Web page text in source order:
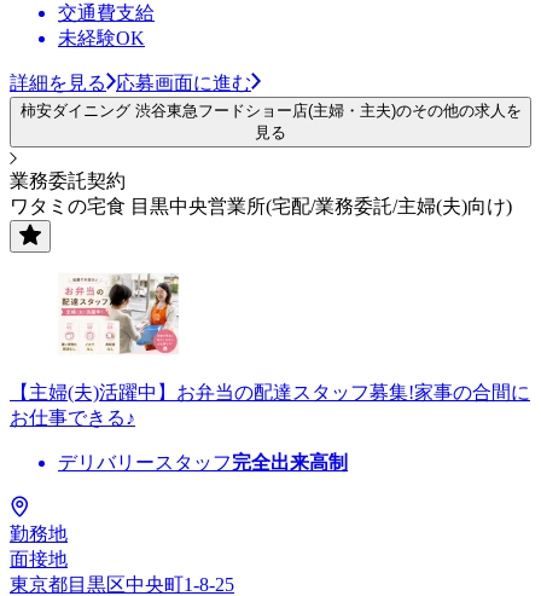
交通費支給
未経験OK
詳細を見る 応募画面に進む
柿安ダイニング 渋谷東急フードショー店(主婦・主夫)のその他の求人を
見る
業務委託契約
ワタミの宅食 目黒中央営業所(宅配/業務委託/主婦(夫)向け)
【主婦(夫)活躍中】お弁当の配達スタッフ募集!家事の合間に
お仕事できる♪
デリバリースタッフ完全出来高制
勤務地
面接地
東京都目黒区中央町1-8-25